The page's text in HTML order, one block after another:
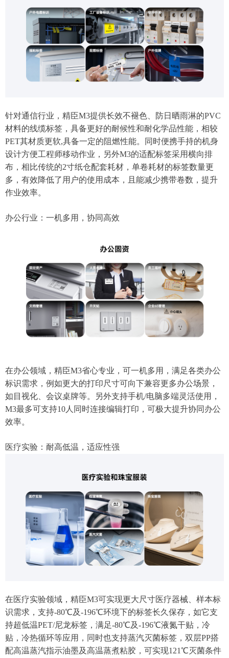
针对通信行业，精臣M3提供长效不褪色、防日晒雨淋的PVC
材料的线缆标签，具备更好的耐候性和耐化学品性能，相较
PET其材质更软,具备一定的阻燃性能。同时便携手持的机身
设计方便工程师移动作业，另外M3的适配标签采用横向排
布，相比传统的2寸纸仓配套耗材，单卷耗材的标签数量更
多，有效降低了用户的使用成本，且能减少携带卷数，提升
作业效率。
‌办公行业：一机多用，协同高效‌
在办公领域，精臣M3省心专业，可一机多用，满足各类办公
标识需求，例如更大的打印尺寸可向下兼容更多办公场景，
如目视化、会议桌牌等。另外支持手机/电脑多端灵活使用，
M3最多可支持10人同时连接编辑打印，可极大提升协同办公
效率。
医疗实验：耐高低温，适应性强
在医疗实验领域，精臣M3可实现更大尺寸医疗器械、样本标
识需求，支持-80℃及-196℃环境下的标签长久保存，如它支
持超低温PET/尼龙标签，满足-80℃及-196℃液氮干贴，冷
贴，冷热循环等应用，同时也支持蒸汽灭菌标签，双层PP搭
配高温蒸汽指示油墨及高温蒸煮粘胶，可实现121℃灭菌条件